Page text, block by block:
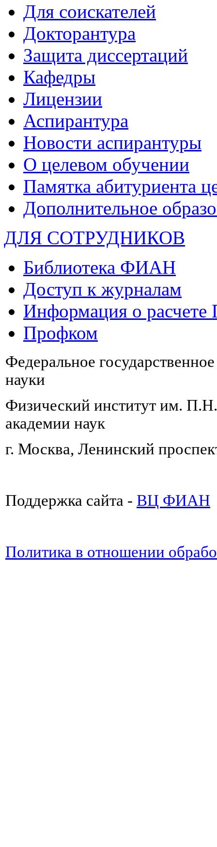
Для соискателей
Докторантура
Защита диссертаций
Кафедры
Лицензии
Аспирантура
Новости аспирантуры
О целевом обучении
Памятка абитуриента
Дополнительное
ДЛЯ СОТРУДНИКОВ
Библиотека ФИАН
Доступ к журналам
Информация о
Профком
Федеральное
науки
Физический институт им.
академии наук
г. Москва, Ленинский
Поддержка сайта - ВЦ ФИАН
Политика в отношении